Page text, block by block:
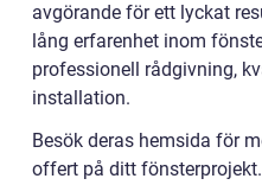
avgörande för ett lyckat
lång erfarenhet inom
professionell rådgivning,
installation.
Besök deras hemsida för
offert på ditt